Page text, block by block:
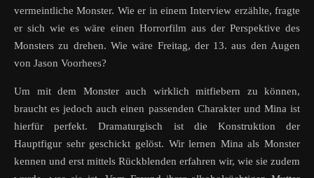
vermeintliche Monster. Wie er in einem Interview erzählte, fragte
er sich wie es wäre einen Horrorfilm aus der Perspektive des
Monsters zu drehen. Wie wäre Freitag, der 13. aus den Augen
von Jason Voorhees?
Um mit dem Monster auch wirklich mitfiebern zu können,
braucht es jedoch auch einen passenden Charakter und Mina ist
hierfür perfekt. Dramaturgisch ist die Konstruktion der
Hauptfigur sehr geschickt gelöst. Wir lernen Mina als Monster
kennen und erst mittels Rückblenden erfahren wir, wie sie zudem